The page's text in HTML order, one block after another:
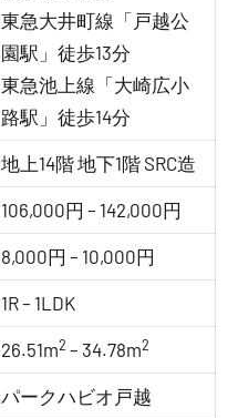
東急大井町線「戸越公
園駅」徒歩13分
東急池上線「大崎広小
路駅」徒歩14分
地上14階 地下1階 SRC造
106,000円 – 142,000円
8,000円 – 10,000円
1R – 1LDK
26.51m2 – 34.78m2
パークハビオ戸越